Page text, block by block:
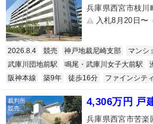
兵庫県西宮市枝川
入札8月20日〜
2026.8.4 競売 神戸地裁尼崎支部 マンシ
武庫川団地前駅
鳴尾・武庫川女子大前駅
阪神本線
築9年 徒歩16分 ファインシテ
4,306万円 戸
兵庫県西宮市苦楽